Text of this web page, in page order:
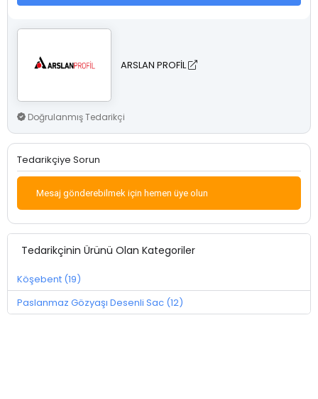
ARSLAN PROFİL
Doğrulanmış Tedarikçi
Tedarikçiye Sorun
Mesaj gönderebilmek için hemen üye olun
Tedarikçinin Ürünü Olan Kategoriler
Köşebent (19)
Paslanmaz Gözyaşı Desenli Sac (12)